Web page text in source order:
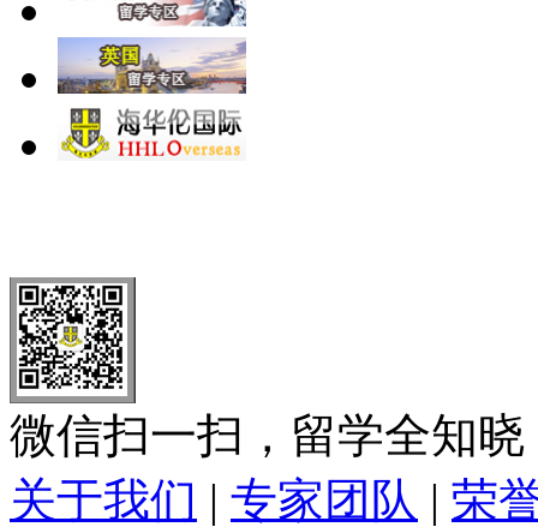
微信扫一扫，留学全知晓
关于我们 | 专家团队 | 荣